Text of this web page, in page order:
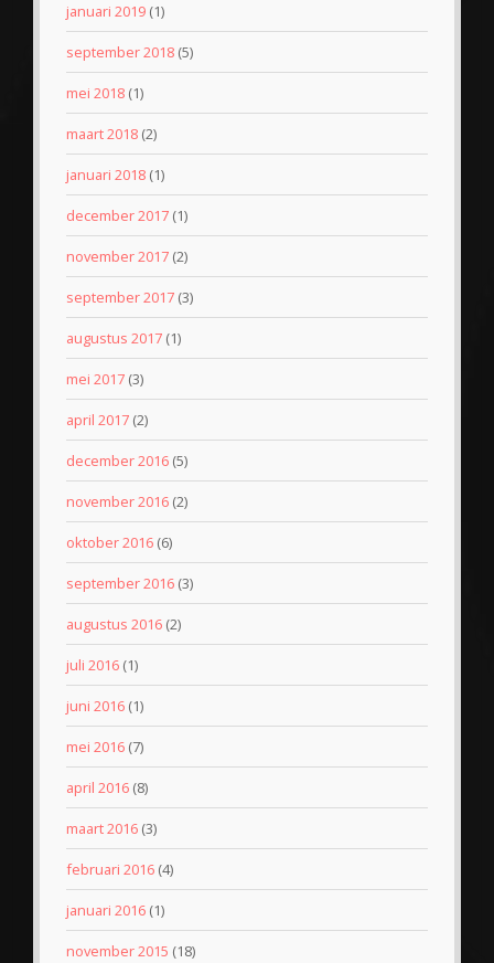
januari 2019 (1)
september 2018 (5)
mei 2018 (1)
maart 2018 (2)
januari 2018 (1)
december 2017 (1)
november 2017 (2)
september 2017 (3)
augustus 2017 (1)
mei 2017 (3)
april 2017 (2)
december 2016 (5)
november 2016 (2)
oktober 2016 (6)
september 2016 (3)
augustus 2016 (2)
juli 2016 (1)
juni 2016 (1)
mei 2016 (7)
april 2016 (8)
maart 2016 (3)
februari 2016 (4)
januari 2016 (1)
november 2015 (18)